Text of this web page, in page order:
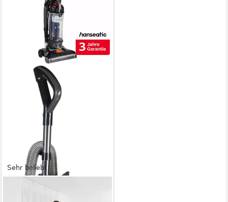
Sehr beliebt